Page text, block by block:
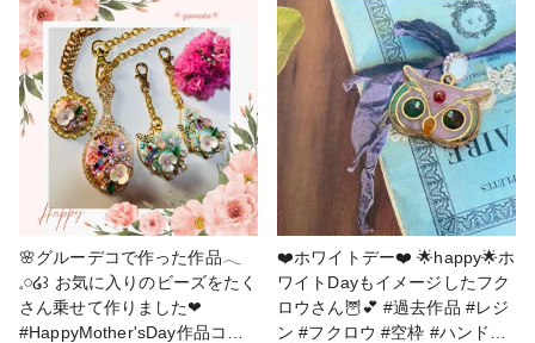
🌸グルーデコで作った作品𓂃
𓈒𓏸໒꒱ お気に入りのビーズをたく
さん乗せて作りました❤︎
#HappyMother'sDay作品コン
❤️ホワイトデー❤️ 🌟happy🌟ホ
ワイトDayもイメージしたフク
ロウさん🦉💕 #過去作品 #レジ
ン #フクロウ #空枠 #ハンドメ